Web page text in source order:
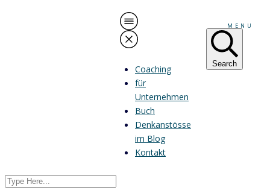
MENU
Coaching
für
Unternehmen
Buch
Denkanstösse
im Blog
Kontakt
Search